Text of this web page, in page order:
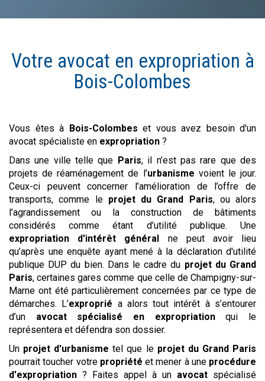
Votre avocat en expropriation à
Bois-Colombes
Vous êtes à Bois-Colombes et vous avez besoin d'un
avocat spécialiste en expropriation ?
Dans une ville telle que Paris, il n’est pas rare que des
projets de réaménagement de l’urbanisme voient le jour.
Ceux-ci peuvent concerner l’amélioration de l’offre de
transports, comme le projet du Grand Paris, ou alors
l’agrandissement ou la construction de bâtiments
considérés comme étant d’utilité publique. Une
expropriation d'intérêt général ne peut avoir lieu
qu’après une enquête ayant mené à la déclaration d'utilité
publique DUP du bien. Dans le cadre du projet du Grand
Paris, certaines gares comme que celle de Champigny-sur-
Marne ont été particulièrement concernées par ce type de
démarches. L’exproprié a alors tout intérêt à s’entourer
d’un avocat spécialisé en expropriationqui le
représentera et défendra son dossier.
Un projet d'urbanisme tel que le projet du Grand Paris
pourrait toucher votre propriété et mener à une procédure
d'expropriation ? Faites appel à un avocat spécialisé